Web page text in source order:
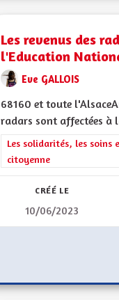
Les revenus des
l'Education
Eve GALLOIS
68160 et toute
radars sont affectées à
Filtrer les résultats de la
Les solidarités, les
citoyenne
CRÉÉ LE
10/06/2023